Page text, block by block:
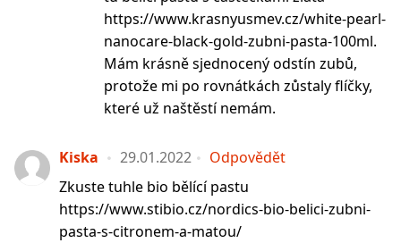
https://www.krasnyusmev.cz/white-pearl-
nanocare-black-gold-zubni-pasta-100ml.
Mám krásně sjednocený odstín zubů,
protože mi po rovnátkách zůstaly flíčky,
které už naštěstí nemám.
Kiska 29.01.2022
Odpovědět
Zkuste tuhle bio bělící pastu
https://www.stibio.cz/nordics-bio-belici-zubni-
pasta-s-citronem-a-matou/